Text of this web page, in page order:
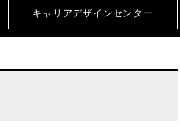
キャリアデザインセンター